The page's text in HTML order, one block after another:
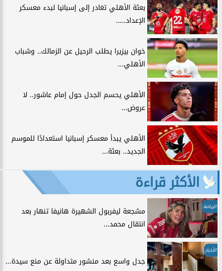
بعثة الأهلي تغادر إلى إسبانيا لبدء معسكر
الإعداد.....
خوان بيزيرا يطلب الرحيل عن الزمالك.. وشباب
الأهلي...
الأهلي يحسم الجدل حول إمام عاشور.. لا
عروض...
الأهلي يبدأ معسكر إسبانيا استعدادًا للموسم
الجديد.. بعثة...
الأكثر قراءة
الرياضة
مشجعة ليفربول الشهيرة هانيفا تنهار بعد
انتقال محمد...
الأخبار
جدل واسع بعد منشور متداولة عن منع سيدة...